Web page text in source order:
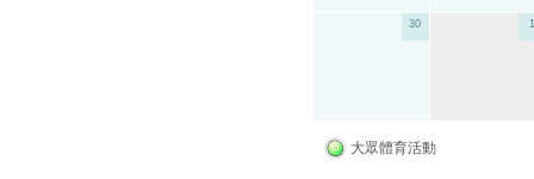
30 1
大眾體育活動